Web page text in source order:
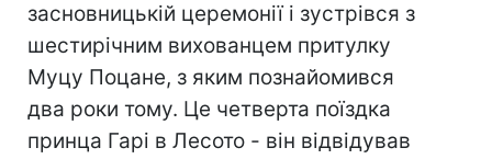
засновницькій церемонії і зустрівся з
шестирічним вихованцем притулку
Муцу Поцане, з яким познайомився
два роки тому. Це четверта поїздка
принца Гарі в Лесото - він відвідував